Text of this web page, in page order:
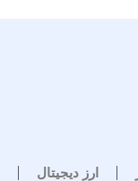
ارز دیجیتال